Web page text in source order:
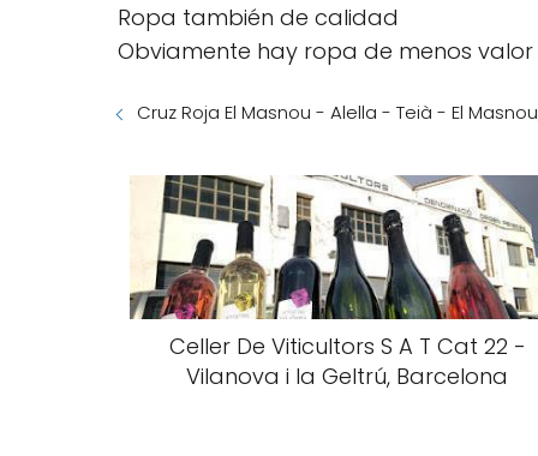
Ropa también de calidad
Obviamente hay ropa de menos
Cruz Roja El Masnou - Alella - Teià - El
Celler De Viticultors S A T Cat 22 -
Vilanova i la Geltrú, Barcelona